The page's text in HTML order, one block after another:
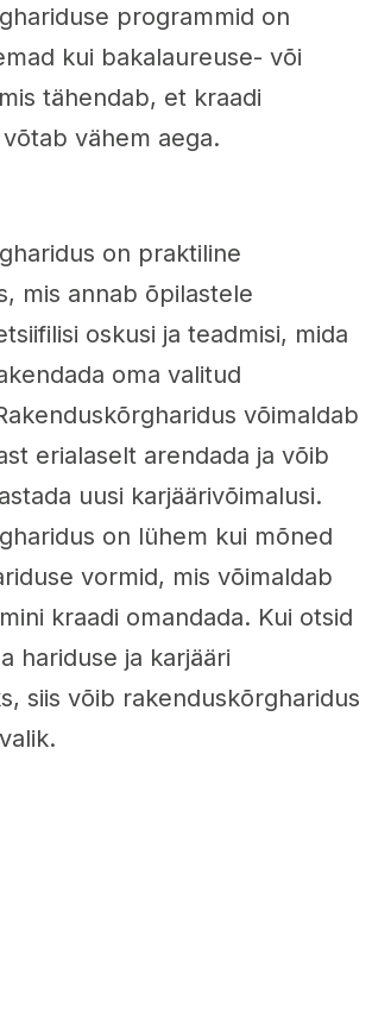
programmid on
kui bakalaureuse- või
tähendab, et kraadi
vähem aega.
on praktiline
mis annab õpilastele
oskusi ja teadmisi, mida
oma valitud
võimaldab
erialaselt arendada ja võib
uusi karjäärivõimalusi.
on lühem kui mõned
vormid, mis võimaldab
kraadi omandada. Kui otsid
hariduse ja karjääri
siis võib rakenduskõrgharidus